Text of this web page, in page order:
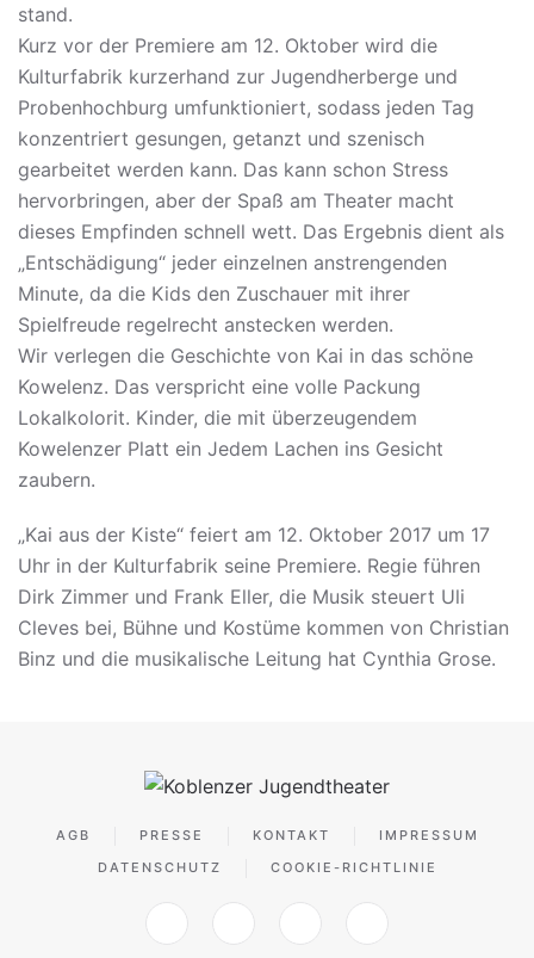
stand.
Kurz vor der Premiere am 12. Oktober wird die
Kulturfabrik kurzerhand zur Jugendherberge und
Probenhochburg umfunktioniert, sodass jeden Tag
konzentriert gesungen, getanzt und szenisch
gearbeitet werden kann. Das kann schon Stress
hervorbringen, aber der Spaß am Theater macht
dieses Empfinden schnell wett. Das Ergebnis dient als
„Entschädigung“ jeder einzelnen anstrengenden
Minute, da die Kids den Zuschauer mit ihrer
Spielfreude regelrecht anstecken werden.
Wir verlegen die Geschichte von Kai in das schöne
Kowelenz. Das verspricht eine volle Packung
Lokalkolorit. Kinder, die mit überzeugendem
Kowelenzer Platt ein Jedem Lachen ins Gesicht
zaubern.
„Kai aus der Kiste“ feiert am 12. Oktober 2017 um 17
Uhr in der Kulturfabrik seine Premiere. Regie führen
Dirk Zimmer und Frank Eller, die Musik steuert Uli
Cleves bei, Bühne und Kostüme kommen von Christian
Binz und die musikalische Leitung hat Cynthia Grose.
AGB PRESSE KONTAKT
IMPRESSUM
DATENSCHUTZ
COOKIE-RICHTLINIE